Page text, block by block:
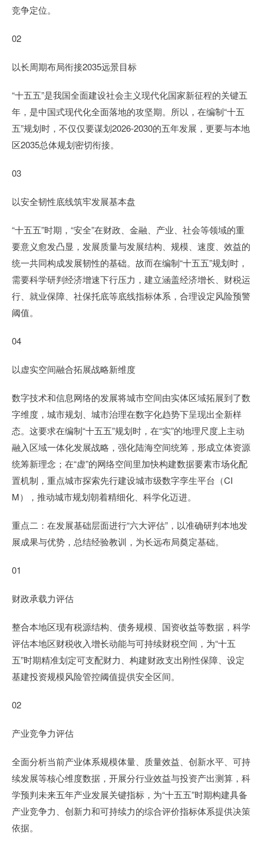
竞争定位。
02
以长周期布局衔接2035远景目标
“十五五”是我国全面建设社会主义现代化国家新征程的关键五
年，是中国式现代化全面落地的攻坚期。所以，在编制“十五
五”规划时，不仅仅要谋划2026-2030的五年发展，更要与本地
区2035总体规划密切衔接。
03
以安全韧性底线筑牢发展基本盘
“十五五”时期，“安全”在财政、金融、产业、社会等领域的重
要意义愈发凸显，发展质量与发展结构、规模、速度、效益的
统一共同构成发展韧性的基础。故而在编制“十五五”规划时，
需要科学研判经济增速下行压力，建立涵盖经济增长、财税运
行、就业保障、社保托底等底线指标体系，合理设定风险预警
阈值。
04
以虚实空间融合拓展战略新维度
数字技术和信息网络的发展将城市空间由实体区域拓展到了数
字维度，城市规划、城市治理在数字化趋势下呈现出全新样
态。这要求在编制“十五五”规划时，在“实”的地理尺度上主动
融入区域一体化发展战略，强化陆海空间统筹，形成立体资源
统筹新理念；在“虚”的网络空间里加快构建数据要素市场化配
置机制，重点城市探索先行建设城市级数字孪生平台（CI
M），推动城市规划朝着精细化、科学化迈进。
重点二：在发展基础层面进行“六大评估”，以准确研判本地发
展成果与优势，总结经验教训，为长远布局奠定基础。
01
财政承载力评估
整合本地区现有税源结构、债务规模、国资收益等数据，科学
评估本地区财税收入增长动能与可持续财税空间，为“十五
五”时期精准划定可支配财力、构建财政支出刚性保障、设定
基建投资规模风险管控阈值提供安全区间。
02
产业竞争力评估
全面分析当前产业体系规模体量、质量效益、创新水平、可持
续发展等核心维度数据，开展分行业效益与投资产出测算，科
学预判未来五年产业发展关键指标，为“十五五”时期构建具备
产业竞争力、创新力和可持续力的综合评价指标体系提供决策
依据。